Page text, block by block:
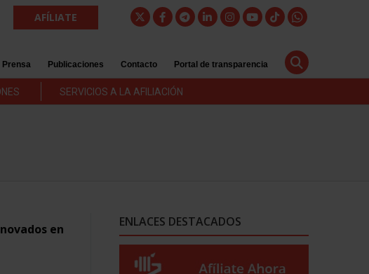
AFÍLIATE
Prensa Publicaciones Contacto Portal de transparencia
SERVICIOS A LA AFILIACIÓN
en
ENLACES DESTACADOS